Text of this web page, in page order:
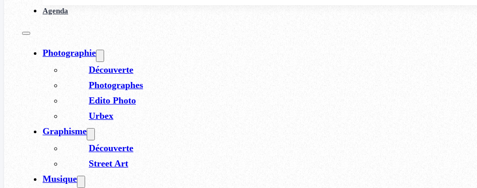
Agenda
Photographie
Découverte
Photographes
Edito Photo
Urbex
Graphisme
Découverte
Street Art
Musique